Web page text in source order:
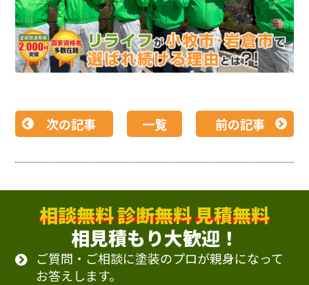
次の記事 一覧 前の記事
相談無料診断無料見積無料
相見積もり大歓迎！
ご質問・ご相談に塗装のプロが親身になって
お答えします。